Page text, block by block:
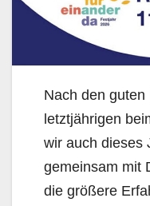
Nach den
letztjährigen
wir auch dieses
gemeinsam mit
die größere